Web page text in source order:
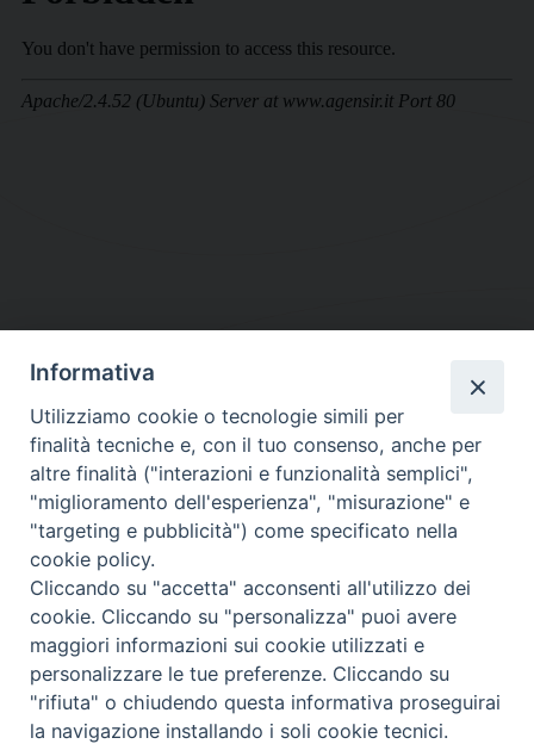
DIOCESI SUBURBICARIA DI ALBANO
Contatti:Tel.: 06.93268401 - Fax.: 06.9323844
E-mail:curia@diocesidialbano.it
Orari: dal Lunedì al Venerdì Ore: 9:00 - 13:00
Lunedì, Mercoledì e Venerdì, Ore 9:30 - 12:30
Diocesi Suburbicaria di Albano
Copyright © 2021
Informativa
Utilizziamo cookie o tecnologie simili per
finalità tecniche e, con il tuo consenso, anche per
altre finalità ("interazioni e funzionalità semplici",
"miglioramento dell'esperienza", "misurazione" e
"targeting e pubblicità") come specificato nella
cookie policy.
Cliccando su "accetta" acconsenti all'utilizzo dei
cookie. Cliccando su "personalizza" puoi avere
maggiori informazioni sui cookie utilizzati e
personalizzare le tue preferenze. Cliccando su
"rifiuta" o chiudendo questa informativa proseguirai
la navigazione installando i soli cookie tecnici.